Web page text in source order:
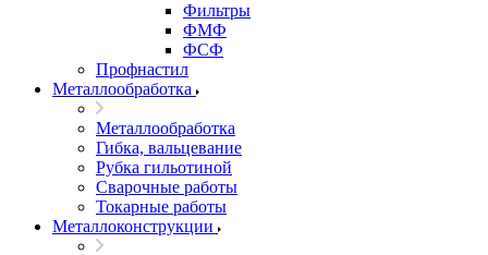
Фильтры
ФМФ
ФСФ
Профнастил
Металлообработка
Металлообработка
Гибка, вальцевание
Рубка гильотиной
Сварочные работы
Токарные работы
Металлоконструкции